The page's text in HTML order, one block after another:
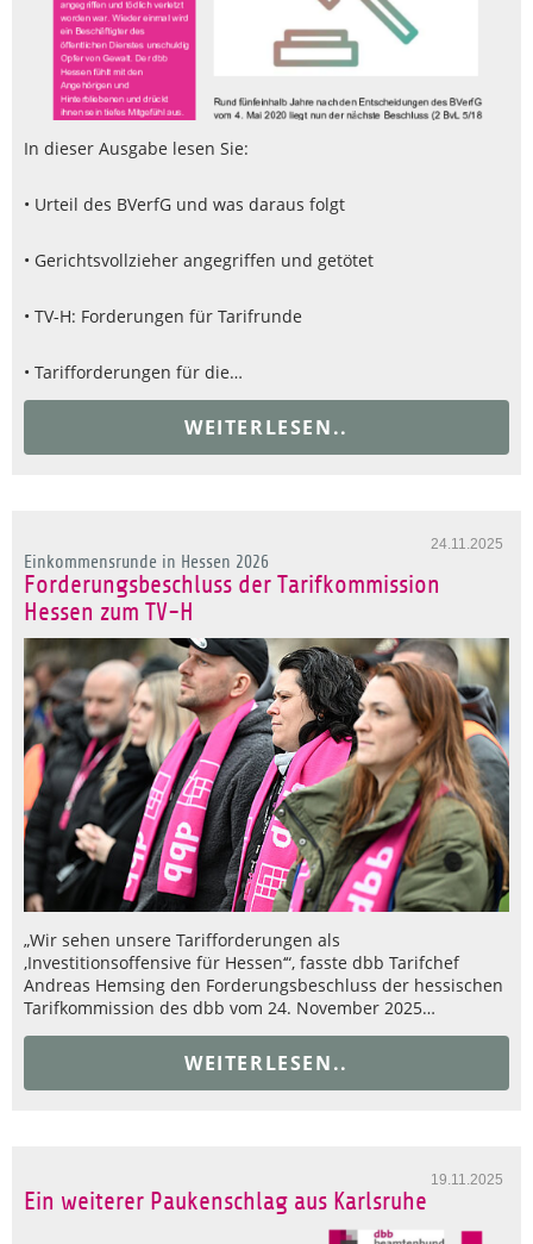
In dieser Ausgabe lesen Sie:
• Urteil des BVerfG und was daraus folgt
• Gerichtsvollzieher angegriffen und getötet
• TV-H: Forderungen für Tarifrunde
• Tarifforderungen für die…
WEITERLESEN..
24.11.2025
Einkommensrunde in Hessen 2026
Forderungsbeschluss der Tarifkommission
Hessen zum TV-H
„Wir sehen unsere Tarifforderungen als
‚Investitionsoffensive für Hessen‘“, fasste dbb Tarifchef
Andreas Hemsing den Forderungsbeschluss der hessischen
Tarifkommission des dbb vom 24. November 2025…
WEITERLESEN..
19.11.2025
Ein weiterer Paukenschlag aus Karlsruhe